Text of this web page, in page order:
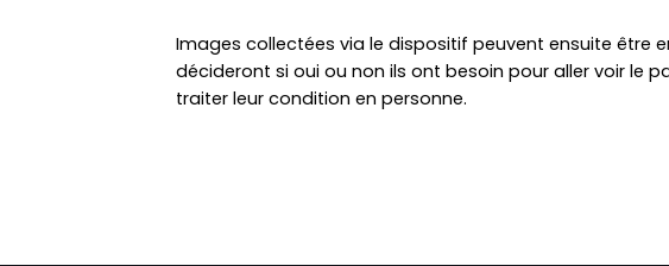
Images collectées via le dispositif peuvent ensuite être
décideront si oui ou non ils ont besoin pour aller voir le
traiter leur condition en personne.